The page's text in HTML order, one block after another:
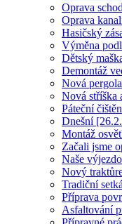
Oprava
Oprava
Hasičský
Výměna
Dětský
Demontáž
Nová
Nová stříška
Páteční
Dnešní
Montáž
Začali jsme
Naše
Nový
Tradiční
Příprava
Asfaltování